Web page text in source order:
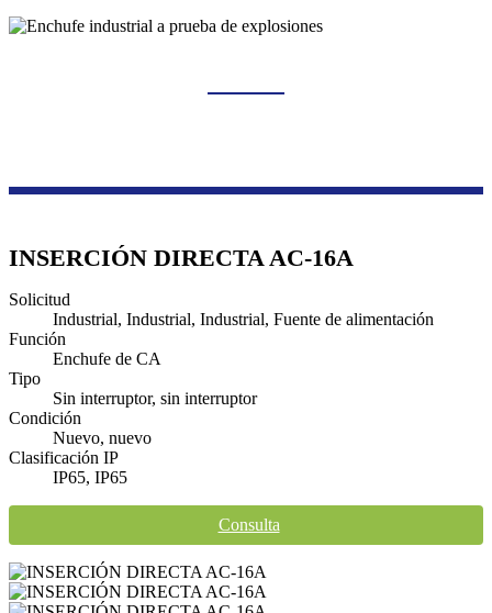
INSERCIÓN DIRECTA AC-16A
Solicitud
Industrial, Industrial, Industrial, Fuente de alimentación
Función
Enchufe de CA
Tipo
Sin interruptor, sin interruptor
Condición
Nuevo, nuevo
Clasificación IP
IP65, IP65
Consulta